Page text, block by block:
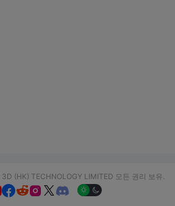
(HK) TECHNOLOGY LIMITED 모든 권리 보유.
  